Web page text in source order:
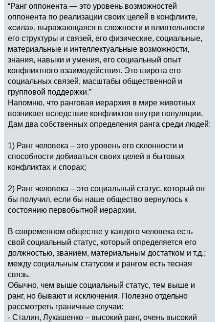
“Ранг оппонента — это уровень возможностей
оппонента по реализации своих целей в конфликте,
«сила», выражающаяся в сложности и влиятельности
его структуры и связей, его физические, социальные,
материальные и интеллектуальные возможности,
знания, навыки и умения, его социальный опыт
конфликтного взаимодействия. Это широта его
социальных связей, масштабы общественной и
групповой поддержки.”
Напомню, что ранговая иерархия в мире животных
возникает вследствие конфликтов внутри популяции.
Дам два собственных определения ранга среди людей:
1) Ранг человека – это уровень его склонности и
способности добиваться своих целей в бытовых
конфликтах и спорах;
2) Ранг человека – это социальный статус, который он
бы получил, если бы наше общество вернулось к
состоянию первобытной иерархии.
В современном обществе у каждого человека есть
свой социальный статус, который определяется его
должностью, званием, материальным достатком и т.д.;
между социальным статусом и рангом есть тесная
связь.
Обычно, чем выше социальный статус, тем выше и
ранг, но бывают и исключения. Полезно отдельно
рассмотреть граничные случаи:
- Сталин, Лукашенко – высокий ранг, очень высокий